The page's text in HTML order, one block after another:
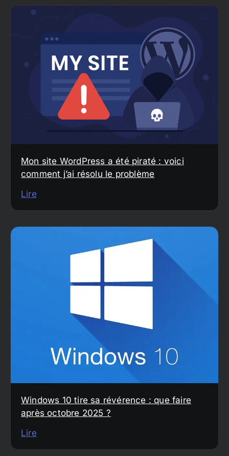
Mon site WordPress a été piraté : voici
comment j’ai résolu le problème
Lire
Windows 10 tire sa révérence : que faire
après octobre 2025 ?
Lire